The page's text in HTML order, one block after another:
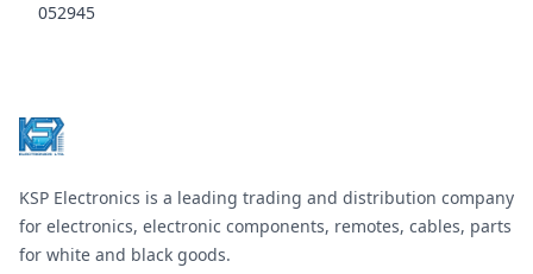
052945
KSP Electronics is a leading trading and distribution company
for electronics, electronic components, remotes, cables, parts
for white and black goods.